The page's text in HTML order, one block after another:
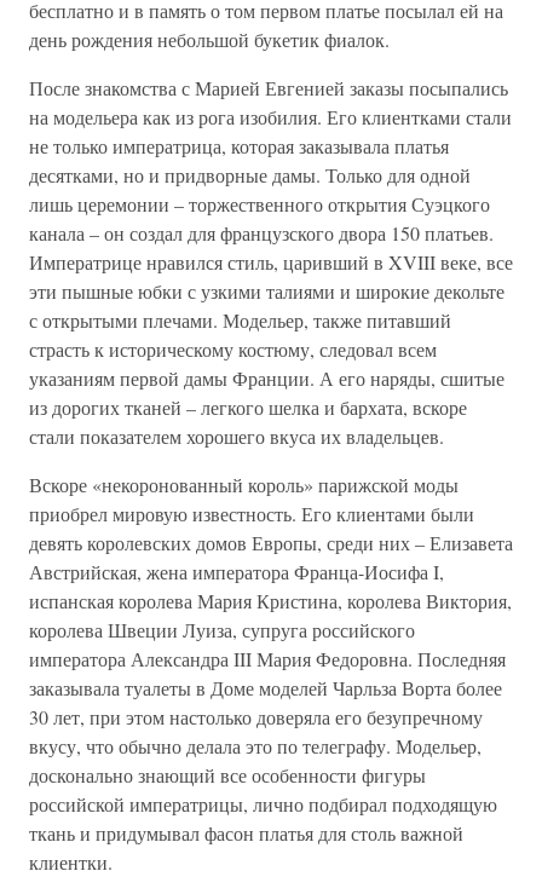
бесплатно и в память о том первом платье посылал ей на
день рождения небольшой букетик фиалок.
После знакомства с Марией Евгенией заказы посыпались
на модельера как из рога изобилия. Его клиентками стали
не только императрица, которая заказывала платья
десятками, но и придворные дамы. Только для одной
лишь церемонии – торжественного открытия Суэцкого
канала – он создал для французского двора 150 платьев.
Императрице нравился стиль, царивший в XVIII веке, все
эти пышные юбки с узкими талиями и широкие декольте
с открытыми плечами. Модельер, также питавший
страсть к историческому костюму, следовал всем
указаниям первой дамы Франции. А его наряды, сшитые
из дорогих тканей – легкого шелка и бархата, вскоре
стали показателем хорошего вкуса их владельцев.
Вскоре «некоронованный король» парижской моды
приобрел мировую известность. Его клиентами были
девять королевских домов Европы, среди них – Елизавета
Австрийская, жена императора Франца-Иосифа I,
испанская королева Мария Кристина, королева Виктория,
королева Швеции Луиза, супруга российского
императора Александра III Мария Федоровна. Последняя
заказывала туалеты в Доме моделей Чарльза Ворта более
30 лет, при этом настолько доверяла его безупречному
вкусу, что обычно делала это по телеграфу. Модельер,
досконально знающий все особенности фигуры
российской императрицы, лично подбирал подходящую
ткань и придумывал фасон платья для столь важной
клиентки.